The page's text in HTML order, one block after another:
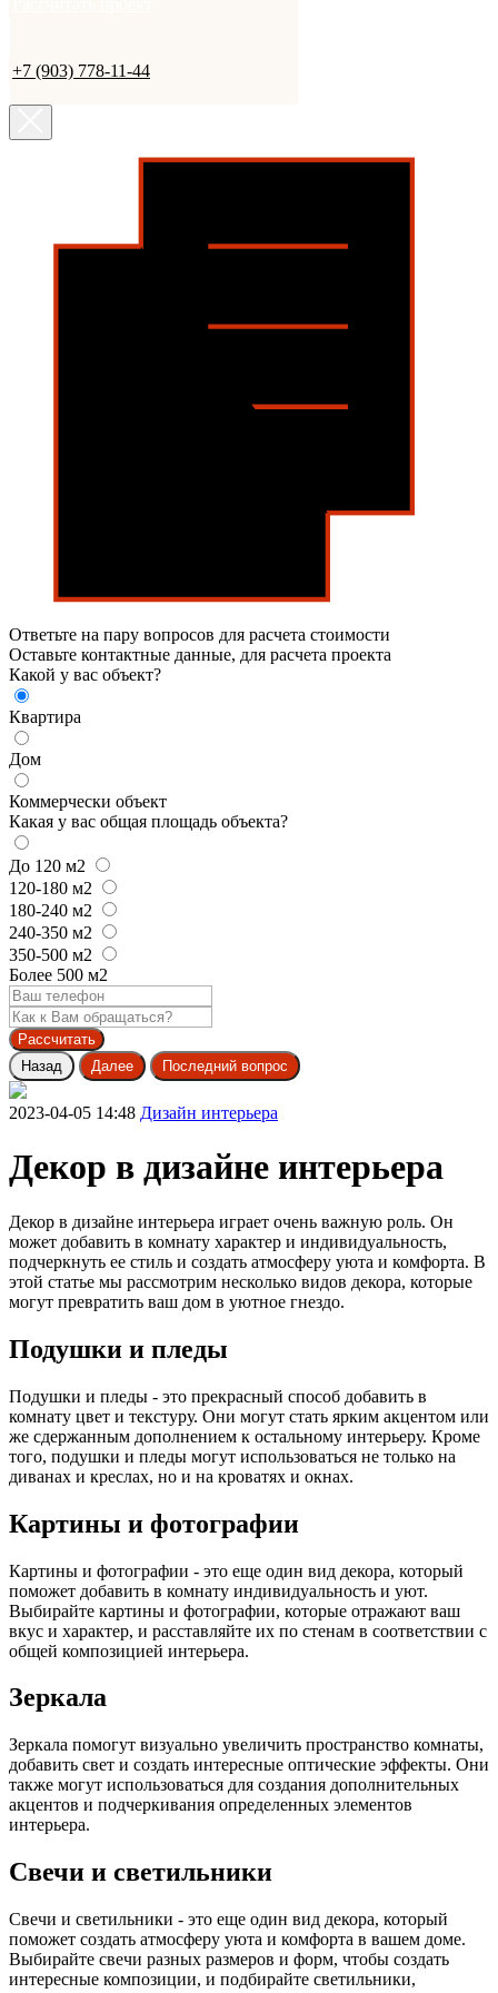
+7 (903) 778-11-44
Ответьте на пару вопросов для расчета стоимости
Оставьте контактные данные, для расчета проекта
Какой у вас объект?
Квартира
Дом
Коммерчески объект
Какая у вас общая площадь объекта?
До 120 м2
120-180 м2
180-240 м2
240-350 м2
350-500 м2
Более 500 м2
Рассчитать
Назад
Далее Последний вопрос
2023-04-05 14:48 Дизайн интерьера
Декор в дизайне интерьера
Декор в дизайне интерьера играет очень важную роль. Он
может добавить в комнату характер и индивидуальность,
подчеркнуть ее стиль и создать атмосферу уюта и комфорта. В
этой статье мы рассмотрим несколько видов декора, которые
могут превратить ваш дом в уютное гнездо.
Подушки и пледы
Подушки и пледы - это прекрасный способ добавить в
комнату цвет и текстуру. Они могут стать ярким акцентом или
же сдержанным дополнением к остальному интерьеру. Кроме
того, подушки и пледы могут использоваться не только на
диванах и креслах, но и на кроватях и окнах.
Картины и фотографии
Картины и фотографии - это еще один вид декора, который
поможет добавить в комнату индивидуальность и уют.
Выбирайте картины и фотографии, которые отражают ваш
вкус и характер, и расставляйте их по стенам в соответствии с
общей композицией интерьера.
Зеркала
Зеркала помогут визуально увеличить пространство комнаты,
добавить свет и создать интересные оптические эффекты. Они
также могут использоваться для создания дополнительных
акцентов и подчеркивания определенных элементов
интерьера.
Свечи и светильники
Свечи и светильники - это еще один вид декора, который
поможет создать атмосферу уюта и комфорта в вашем доме.
Выбирайте свечи разных размеров и форм, чтобы создать
интересные композиции, и подбирайте светильники,